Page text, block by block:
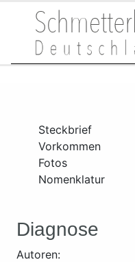
Steckbrief
Vorkommen
Fotos
Nomenklatur
Diagnose
Autoren: